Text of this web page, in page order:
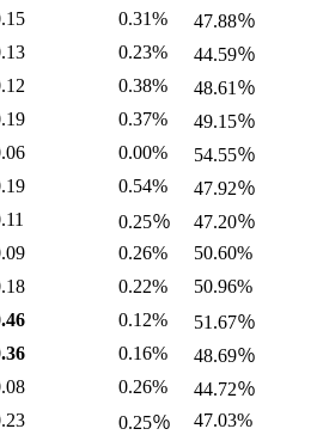
0.31%
47.88％
0.23%
44.59％
0.38%
48.61％
0.37%
49.15％
0.00%
54.55％
0.54%
47.92％
0.25％
47.20％
0.26%
50.60%
0.22%
50.96%
0.12%
51.67％
0.16%
48.69％
0.26%
44.72％
0.25％
47.03%